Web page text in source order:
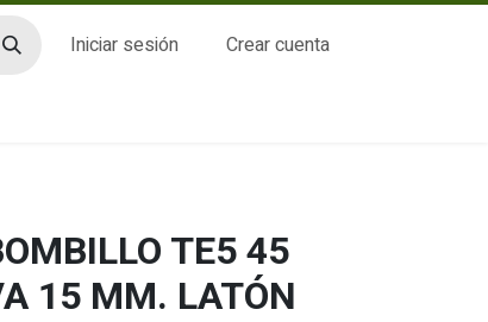
Iniciar sesión Crear cuenta
TE5 45
15 MM. LATÓN